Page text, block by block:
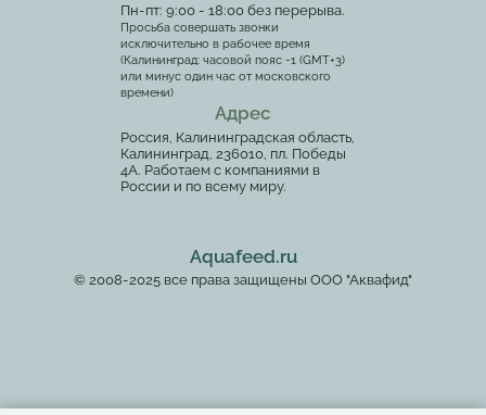
Пн-пт: 9:00 - 18:00 без перерыва.
Просьба совершать звонки
исключительно в рабочее время
(Калининград: часовой пояс -1 (GMT+3)
или минус один час от московского
времени)
Адрес
Россия, Калининградская область,
Калининград, 236010, пл. Победы
4А. Работаем с компаниями в
России и по всему миру.
Aquafeed.ru
© 2008-2025 все права защищены ООО "Аквафид"